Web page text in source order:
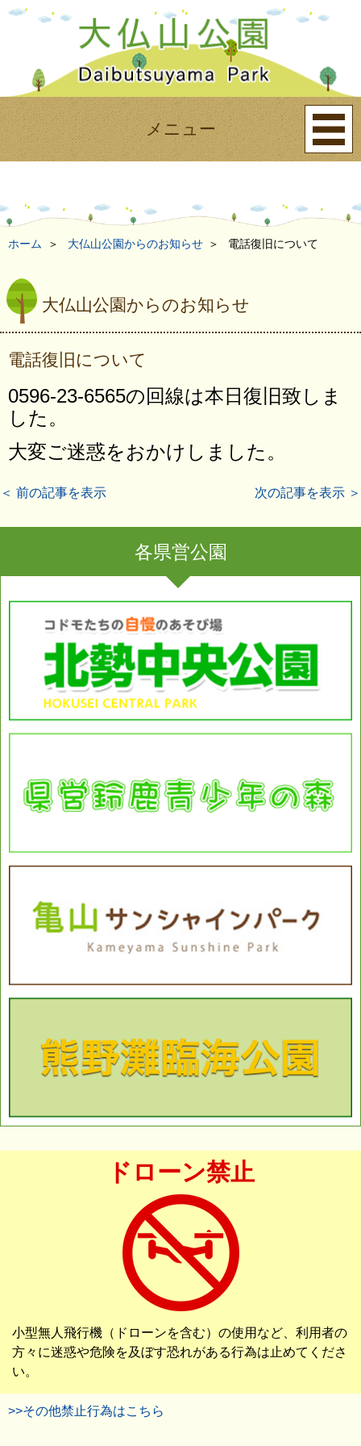
メニュー
ホーム 大仏山公園からのお知らせ 電話復旧について
大仏山公園からのお知らせ
電話復旧について
0596-23-6565の回線は本日復旧致しま
した。
大変ご迷惑をおかけしました。
＜ 前の記事を表示 次の記事を表示 ＞
各県営公園
ドローン禁止
小型無人飛行機（ドローンを含む）の使用など、利用者の
方々に迷惑や危険を及ぼす恐れがある行為は止めてくださ
い。
>>その他禁止行為はこちら